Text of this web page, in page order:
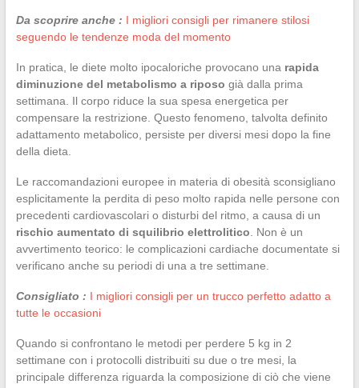
Da scoprire anche : I migliori consigli per rimanere stilosi
seguendo le tendenze moda del momento
In pratica, le diete molto ipocaloriche provocano una rapida
diminuzione del metabolismo a riposo già dalla prima
settimana. Il corpo riduce la sua spesa energetica per
compensare la restrizione. Questo fenomeno, talvolta definito
adattamento metabolico, persiste per diversi mesi dopo la fine
della dieta.
Le raccomandazioni europee in materia di obesità sconsigliano
esplicitamente la perdita di peso molto rapida nelle persone con
precedenti cardiovascolari o disturbi del ritmo, a causa di un
rischio aumentato di squilibrio elettrolitico . Non è un
avvertimento teorico: le complicazioni cardiache documentate si
verificano anche su periodi di una a tre settimane.
Consigliato : I migliori consigli per un trucco perfetto adatto a
tutte le occasioni
Quando si confrontano le metodi per perdere 5 kg in 2
settimane con i protocolli distribuiti su due o tre mesi, la
principale differenza riguarda la composizione di ciò che viene